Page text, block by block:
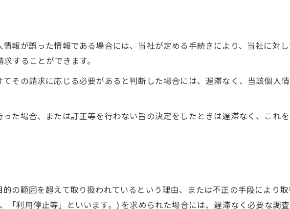
報が誤った情報である場合には、当社が定める手続きにより、当社に対
することができます。
その請求に応じる必要があると判断した場合には、遅滞なく、当該個人
た場合、または訂正等を行わない旨の決定をしたときは遅滞なく、これを
の範囲を超えて取り扱われているという理由、または不正の手段により
「利用停止等」といいます。) を求められた場合には、遅滞なく必要な調査